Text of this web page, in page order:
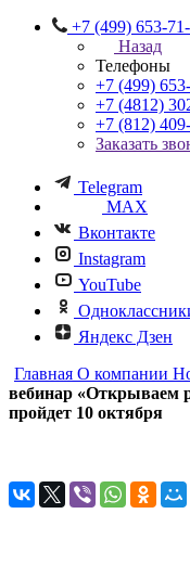
+7 (499) 653-
Назад
Телефоны
+7 (499)
+7 (4812)
+7 (812)
Заказать
Telegram
MAX
Вконтакте
Instagram
YouTube
Яндекс Дзен
Главная О компании
вебинар «Открываем
пройдет 10 октября